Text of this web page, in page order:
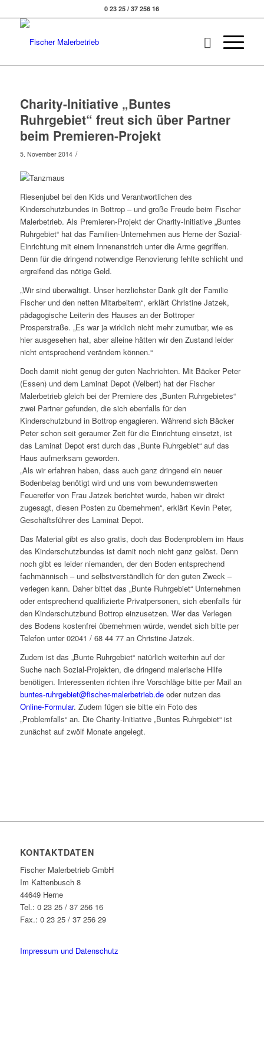
0 23 25 / 37 256 16
Charity-Initiative „Buntes
Ruhrgebiet“ freut sich über Partner
beim Premieren-Projekt
5. November 2014 /
Riesenjubel bei den Kids und Verantwortlichen des
Kinderschutzbundes in Bottrop – und große Freude beim Fischer
Malerbetrieb. Als Premieren-Projekt der Charity-Initiative „Buntes
Ruhrgebiet“ hat das Familien-Unternehmen aus Herne der Sozial-
Einrichtung mit einem Innenanstrich unter die Arme gegriffen.
Denn für die dringend notwendige Renovierung fehlte schlicht und
ergreifend das nötige Geld.
„Wir sind überwältigt. Unser herzlichster Dank gilt der Familie
Fischer und den netten Mitarbeitern“, erklärt Christine Jatzek,
pädagogische Leiterin des Hauses an der Bottroper
Prosperstraße. „Es war ja wirklich nicht mehr zumutbar, wie es
hier ausgesehen hat, aber alleine hätten wir den Zustand leider
nicht entsprechend verändern können.“
Doch damit nicht genug der guten Nachrichten. Mit Bäcker Peter
(Essen) und dem Laminat Depot (Velbert) hat der Fischer
Malerbetrieb gleich bei der Premiere des „Bunten Ruhrgebietes“
zwei Partner gefunden, die sich ebenfalls für den
Kinderschutzbund in Bottrop engagieren. Während sich Bäcker
Peter schon seit geraumer Zeit für die Einrichtung einsetzt, ist
das Laminat Depot erst durch das „Bunte Ruhrgebiet“ auf das
Haus aufmerksam geworden.
„Als wir erfahren haben, dass auch ganz dringend ein neuer
Bodenbelag benötigt wird und uns vom bewundernswerten
Feuereifer von Frau Jatzek berichtet wurde, haben wir direkt
zugesagt, diesen Posten zu übernehmen“, erklärt Kevin Peter,
Geschäftsführer des Laminat Depot.
Das Material gibt es also gratis, doch das Bodenproblem im Haus
des Kinderschutzbundes ist damit noch nicht ganz gelöst. Denn
noch gibt es leider niemanden, der den Boden entsprechend
fachmännisch – und selbstverständlich für den guten Zweck –
verlegen kann. Daher bittet das „Bunte Ruhrgebiet“ Unternehmen
oder entsprechend qualifizierte Privatpersonen, sich ebenfalls für
den Kinderschutzbund Bottrop einzusetzen. Wer das Verlegen
des Bodens kostenfrei übernehmen würde, wendet sich bitte per
Telefon unter 02041 / 68 44 77 an Christine Jatzek.
Zudem ist das „Bunte Ruhrgebiet“ natürlich weiterhin auf der
Suche nach Sozial-Projekten, die dringend malerische Hilfe
benötigen. Interessenten richten ihre Vorschläge bitte per Mail an
buntes-ruhrgebiet@fischer-malerbetrieb.deoder nutzen das
Online-Formular. Zudem fügen sie bitte ein Foto des
„Problemfalls“ an. Die Charity-Initiative „Buntes Ruhrgebiet“ ist
zunächst auf zwölf Monate angelegt.
KONTAKTDATEN
Fischer Malerbetrieb GmbH
Im Kattenbusch 8
44649 Herne
Tel.: 0 23 25 / 37 256 16
Fax.: 0 23 25 / 37 256 29
Impressum und Datenschutz